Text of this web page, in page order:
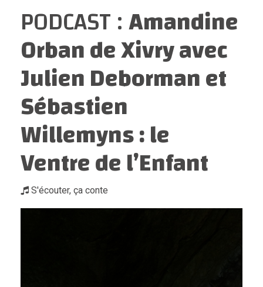
PODCAST :Amandine
Orban de Xivry avec
Julien Deborman et
Sébastien
Willemyns : le
Ventre de l’Enfant
S'écouter, ça conte